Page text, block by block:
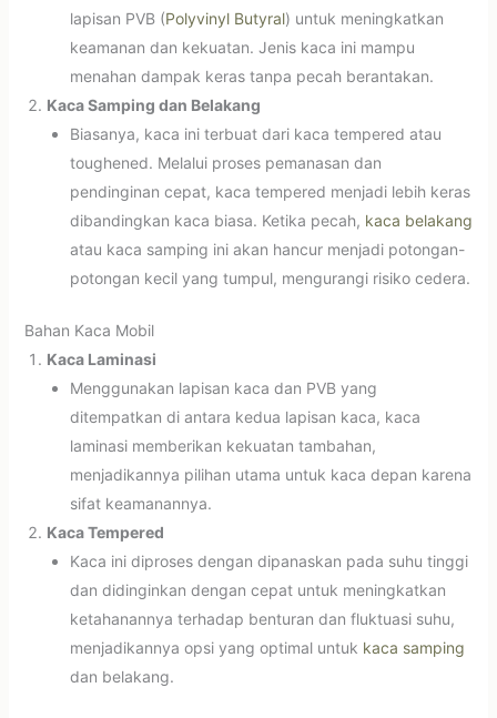
lapisan PVB (Polyvinyl Butyral) untuk meningkatkan
keamanan dan kekuatan. Jenis kaca ini mampu
menahan dampak keras tanpa pecah berantakan.
Kaca Samping dan Belakang
Biasanya, kaca ini terbuat dari kaca tempered atau
toughened. Melalui proses pemanasan dan
pendinginan cepat, kaca tempered menjadi lebih keras
dibandingkan kaca biasa. Ketika pecah, kaca belakang
atau kaca samping ini akan hancur menjadi potongan-
potongan kecil yang tumpul, mengurangi risiko cedera.
Bahan Kaca Mobil
Kaca Laminasi
Menggunakan lapisan kaca dan PVB yang
ditempatkan di antara kedua lapisan kaca, kaca
laminasi memberikan kekuatan tambahan,
menjadikannya pilihan utama untuk kaca depan karena
sifat keamanannya.
Kaca Tempered
Kaca ini diproses dengan dipanaskan pada suhu tinggi
dan didinginkan dengan cepat untuk meningkatkan
ketahanannya terhadap benturan dan fluktuasi suhu,
menjadikannya opsi yang optimal untuk kaca samping
dan belakang.